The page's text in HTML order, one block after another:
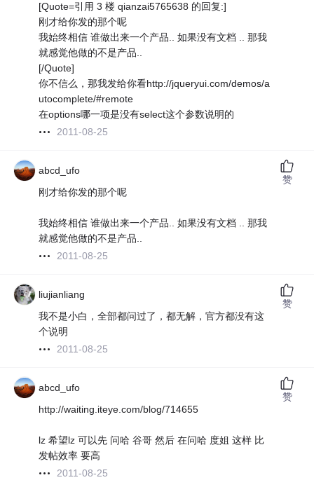
[Quote=引用 3 楼 qianzai5765638 的回复:]
刚才给你发的那个呢
我始终相信 谁做出来一个产品.. 如果没有文档 .. 那我
就感觉他做的不是产品..
[/Quote]
你不信么，那我发给你看http://jqueryui.com/demos/a
utocomplete/#remote
在options哪一项是没有select这个参数说明的
2011-08-25
abcd_ufo
刚才给你发的那个呢
我始终相信 谁做出来一个产品.. 如果没有文档 .. 那我
就感觉他做的不是产品..
2011-08-25
赞
liujianliang
我不是小白，全部都问过了，都无解，官方都没有这
个说明
2011-08-25
赞
abcd_ufo
http://waiting.iteye.com/blog/714655
lz 希望lz 可以先 问哈 谷哥 然后 在问哈 度姐 这样 比
发帖效率 要高
2011-08-25
赞